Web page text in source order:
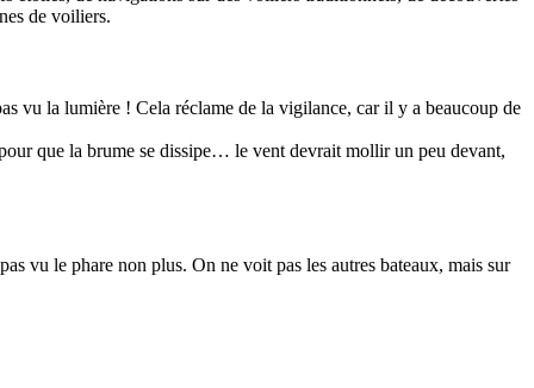
de voiliers.
vu la lumière ! Cela réclame de la vigilance, car il y a beaucoup de
que la brume se dissipe… le vent devrait mollir un peu devant,
vu le phare non plus. On ne voit pas les autres bateaux, mais sur